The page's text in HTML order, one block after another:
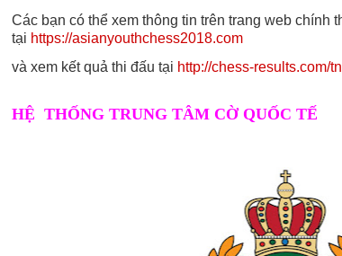
Các bạn có thể xem thông tin trên trang web chính
tại https://asianyouthchess2018.com
và xem kết quả thi đấu tại http://chess-results.com/
HỆ THỐNG TRUNG TÂM CỜ QUỐC TẾ